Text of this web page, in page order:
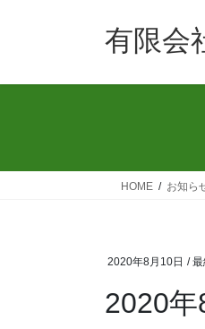
有限会
HOME お知ら
2020年8月10日 /
2020